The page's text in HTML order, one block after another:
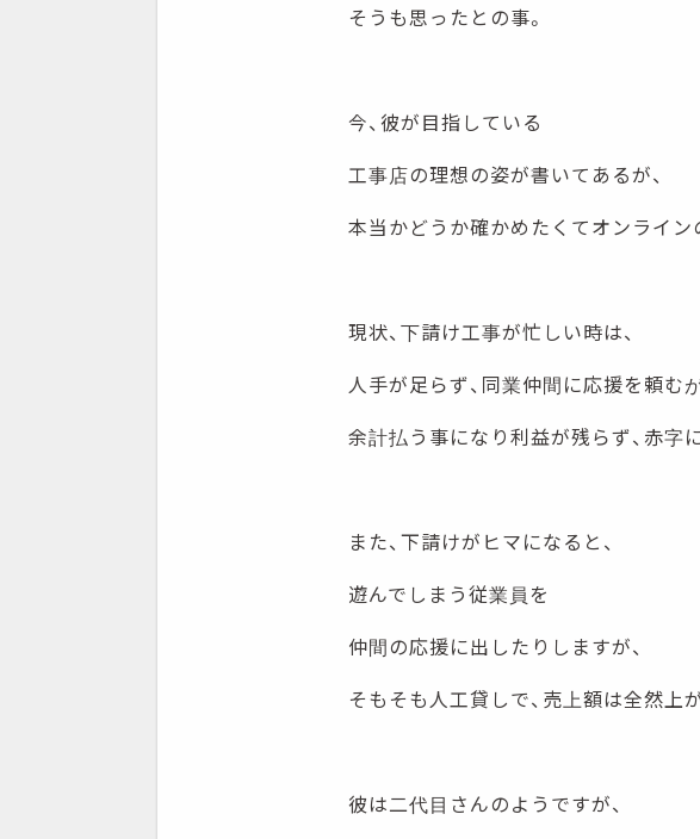
そうも思ったとの事。
今、彼が目指している
工事店の理想の姿が書いてあるが、
本当かどうか確かめたくてオンライン
現状、下請け工事が忙しい時は、
人手が足らず、同業仲間に応援を頼む
余計払う事になり利益が残らず、赤字
また、下請けがヒマになると、
遊んでしまう従業員を
仲間の応援に出したりしますが、
そもそも人工貸しで、売上額は全然上
彼は二代目さんのようですが、